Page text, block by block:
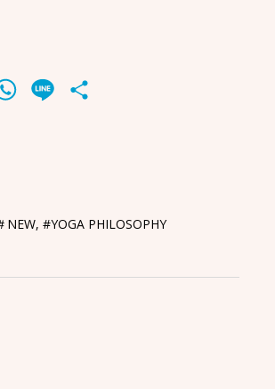
WhatsApp
Line
NEW,#YOGA PHILOSOPHY